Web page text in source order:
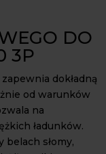
DO
3P
dokładną
od warunków
na
ładunków.
słomy,